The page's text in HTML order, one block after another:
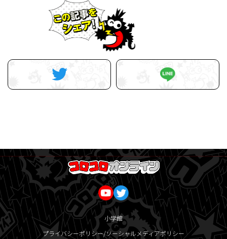
小学館
プライバシーポリシー/ソーシャルメディアポリシー